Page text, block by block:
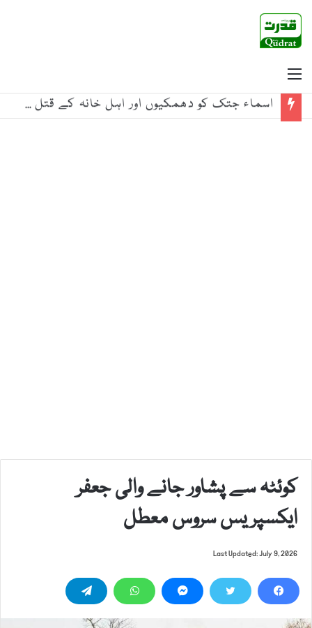
اسماء جتک کو دھمکیوں اور اہل خانہ کے قتل کی تحقیقات کے لیے انکوائری کمیٹی قائم
کوئٹہ سے پشاور جانے والی جعفر
ایکسپریس سروس معطل
Last Updated: July 9, 2026